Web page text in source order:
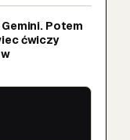
Potem
ćwiczy